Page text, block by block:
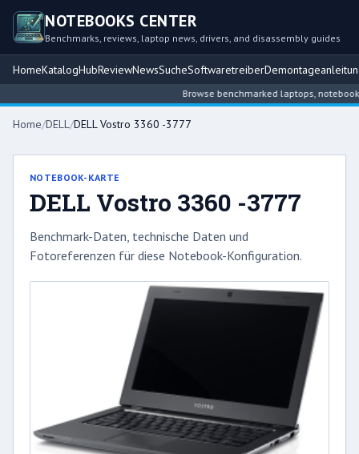
NOTEBOOKS CENTER
Benchmarks, reviews, laptop news, drivers, and disassembly guides
HomeKatalogHubReviewNewsSucheSoftwaretreiber
Browse benchmarked laptops,
Home/DELL/DELL Vostro 3360 -3777
NOTEBOOK-KARTE
DELL Vostro 3360 -3777
Benchmark-Daten, technische Daten und
Fotoreferenzen für diese Notebook-Konfiguration.